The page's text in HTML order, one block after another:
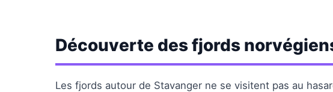
Découverte des fjords
Les fjords autour de Stavanger ne se visitent pas au